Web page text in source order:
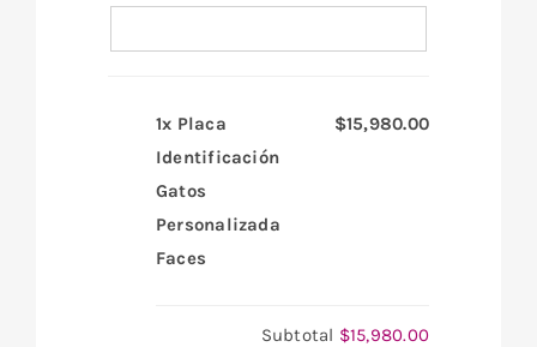
1x Placa
Identificación
Gatos
Personalizada
Faces
$15,980.00
Subtotal $15,980.00